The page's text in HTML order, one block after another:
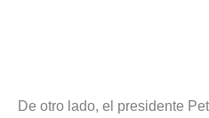
De otro lado, el presidente